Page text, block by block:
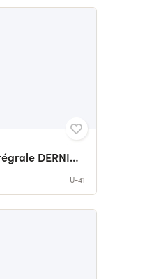
Les protecteurs - l'intégrale DERNIERS JOURS
U-41